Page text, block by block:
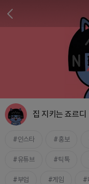
집 지키는 죠르디
인스타 홍보
유튜브 틱톡
부업 게임